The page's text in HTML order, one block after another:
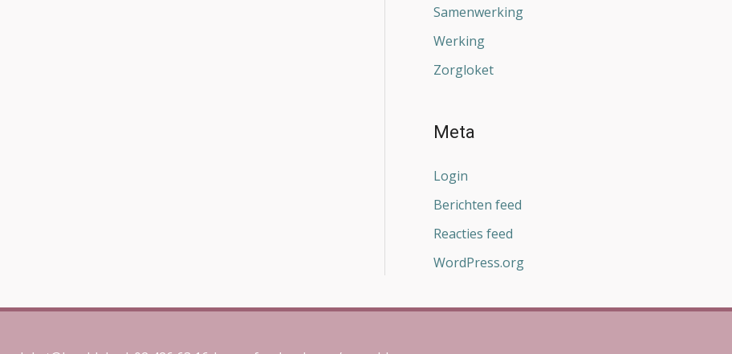
Samenwerking
Werking
Zorgloket
Meta
Login
Berichten feed
Reacties feed
WordPress.org